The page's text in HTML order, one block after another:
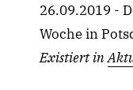
26.09.2019 -
Woche in
Existiert in